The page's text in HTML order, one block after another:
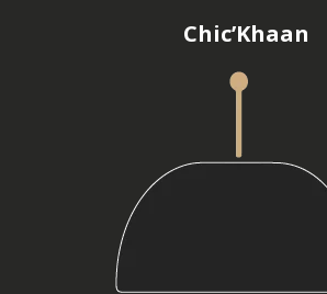
Chic’Khaan